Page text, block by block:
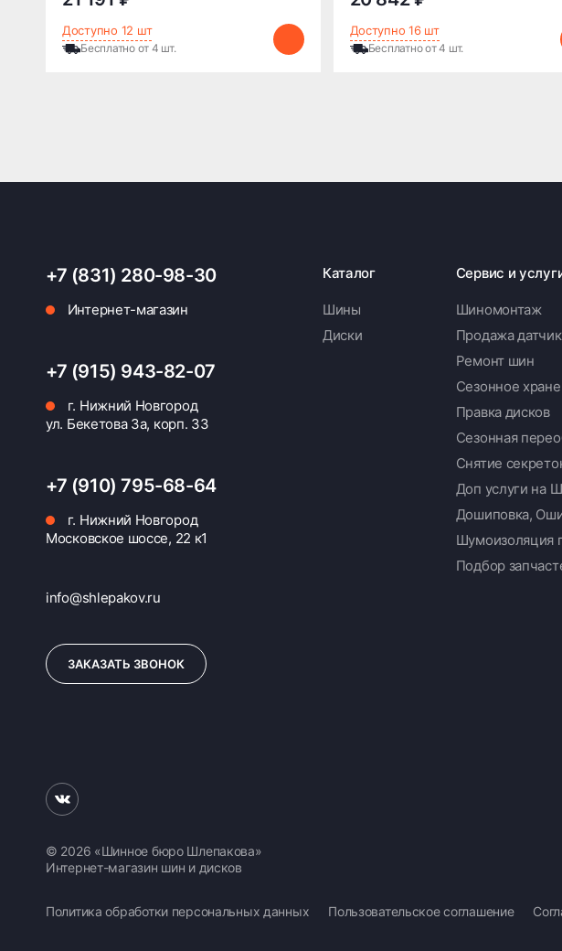
Доступно 12 шт
Бесплатно от 4 шт.
Доступно 16 шт
Бесплатно от 4 шт.
+7 (831) 280-98-30
Интернет-магазин
+7 (915) 943-82-07
г. Нижний Новгород
ул. Бекетова 3а, корп. 33
+7 (910) 795-68-64
г. Нижний Новгород
Московское шоссе, 22 к1
info@shlepakov.ru
ЗАКАЗАТЬ ЗВОНОК
Каталог
Шины
Диски
Сервис и
Шиномонтаж
Продажа
Ремонт шин
Сезонное
Правка дисков
Сезонная
Снятие
Доп услуги на
Дошиповка,
Шумоизоляция
Подбор
© 2026 «Шинное бюро Шлепакова»
Интернет-магазин шин и дисков
Политика обработки персональных данных Пользовательское соглашение